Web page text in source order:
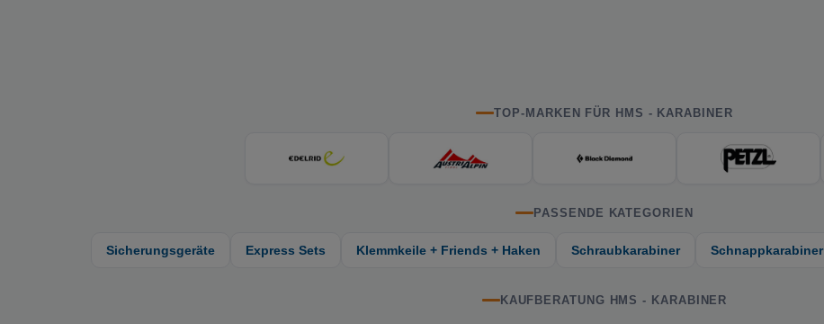
TOP-MARKEN FÜR HMS - KARABINER
PASSENDE KATEGORIEN
Sicherungsgeräte Express Sets Klemmkeile + Friends + Haken Schraubkarabiner Schnappkarabiner
KAUFBERATUNG HMS - KARABINER